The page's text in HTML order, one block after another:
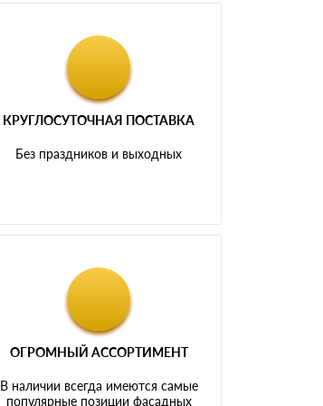
КРУГЛОСУТОЧНАЯ ПОСТАВКА
Без праздников и выходных
ОГРОМНЫЙ АССОРТИМЕНТ
В наличии всегда имеются самые
популярные позиции фасадных